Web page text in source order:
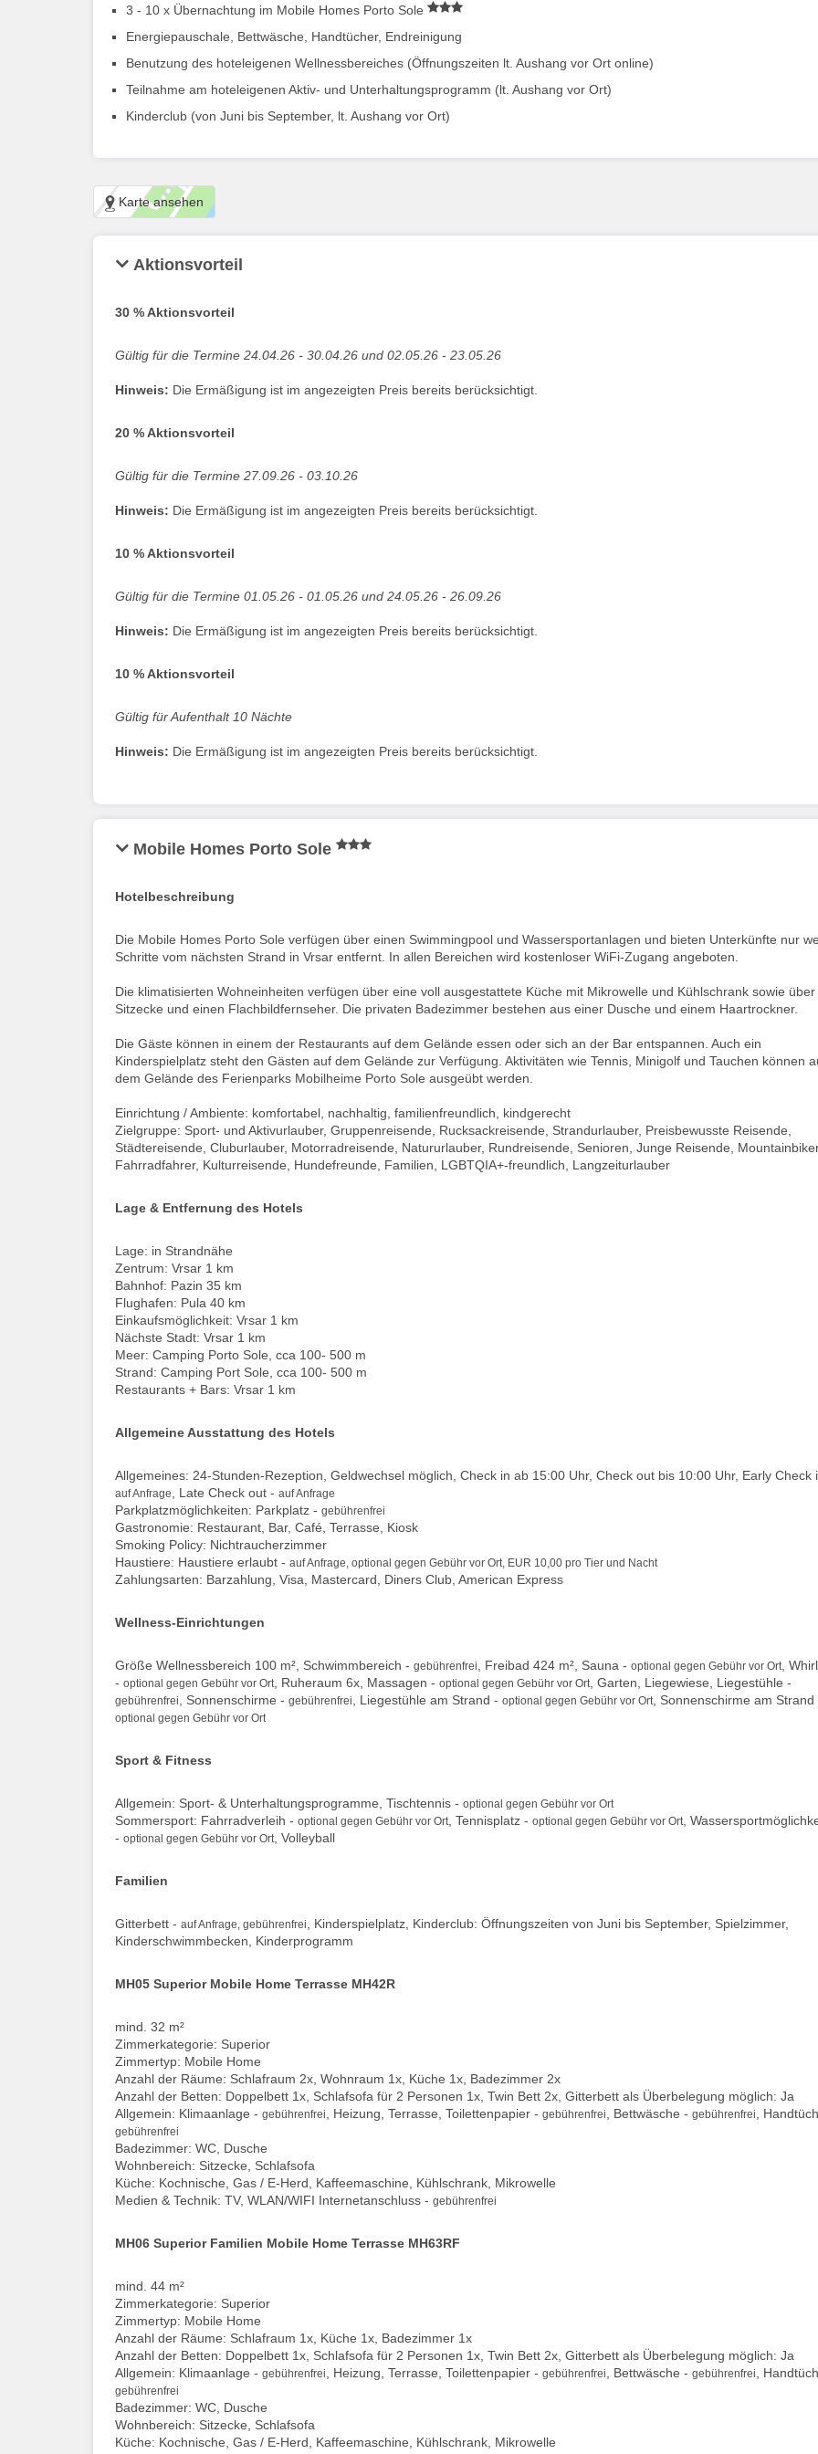
3 - 10 x Übernachtung im Mobile Homes Porto Sole
Energiepauschale, Bettwäsche, Handtücher, Endreinigung
Benutzung des hoteleigenen Wellnessbereiches (Öffnungszeiten lt. Aushang vor Ort online)
Teilnahme am hoteleigenen Aktiv- und Unterhaltungsprogramm (lt. Aushang vor Ort)
Kinderclub (von Juni bis September, lt. Aushang vor Ort)
Karte ansehen
Aktionsvorteil
30 % Aktionsvorteil
Gültig für die Termine 24.04.26 - 30.04.26 und 02.05.26 - 23.05.26
Hinweis: Die Ermäßigung ist im angezeigten Preis bereits berücksichtigt.
20 % Aktionsvorteil
Gültig für die Termine 27.09.26 - 03.10.26
Hinweis: Die Ermäßigung ist im angezeigten Preis bereits berücksichtigt.
10 % Aktionsvorteil
Gültig für die Termine 01.05.26 - 01.05.26 und 24.05.26 - 26.09.26
Hinweis: Die Ermäßigung ist im angezeigten Preis bereits berücksichtigt.
10 % Aktionsvorteil
Gültig für Aufenthalt 10 Nächte
Hinweis: Die Ermäßigung ist im angezeigten Preis bereits berücksichtigt.
Mobile Homes Porto Sole
Hotelbeschreibung
Die Mobile Homes Porto Sole verfügen über einen Swimmingpool und Wassersportanlagen und bieten Unterkünfte nur
Schritte vom nächsten Strand in Vrsar entfernt. In allen Bereichen wird kostenloser WiFi-Zugang angeboten.
Die klimatisierten Wohneinheiten verfügen über eine voll ausgestattete Küche mit Mikrowelle und Kühlschrank sowie
Sitzecke und einen Flachbildfernseher. Die privaten Badezimmer bestehen aus einer Dusche und einem Haartrockner.
Die Gäste können in einem der Restaurants auf dem Gelände essen oder sich an der Bar entspannen. Auch ein
Kinderspielplatz steht den Gästen auf dem Gelände zur Verfügung. Aktivitäten wie Tennis, Minigolf und Tauchen können
dem Gelände des Ferienparks Mobilheime Porto Sole ausgeübt werden.
Einrichtung / Ambiente: komfortabel, nachhaltig, familienfreundlich, kindgerecht
Zielgruppe: Sport- und Aktivurlauber, Gruppenreisende, Rucksackreisende, Strandurlauber, Preisbewusste Reisende,
Städtereisende, Cluburlauber, Motorradreisende, Natururlauber, Rundreisende, Senioren, Junge Reisende,
Fahrradfahrer, Kulturreisende, Hundefreunde, Familien, LGBTQIA+-freundlich, Langzeiturlauber
Lage & Entfernung des Hotels
Lage: in Strandnähe
Zentrum: Vrsar 1 km
Bahnhof: Pazin 35 km
Flughafen: Pula 40 km
Einkaufsmöglichkeit: Vrsar 1 km
Nächste Stadt: Vrsar 1 km
Meer: Camping Porto Sole, cca 100- 500 m
Strand: Camping Port Sole, cca 100- 500 m
Restaurants + Bars: Vrsar 1 km
Allgemeine Ausstattung des Hotels
Allgemeines: 24-Stunden-Rezeption, Geldwechsel möglich, Check in ab 15:00 Uhr, Check out bis 10:00 Uhr, Early Check
auf Anfrage , Late Check out - auf Anfrage
Parkplatzmöglichkeiten: Parkplatz - gebührenfrei
Gastronomie: Restaurant, Bar, Café, Terrasse, Kiosk
Smoking Policy: Nichtraucherzimmer
Haustiere: Haustiere erlaubt - auf Anfrage, optional gegen Gebühr vor Ort, EUR 10,00 pro Tier und Nacht
Zahlungsarten: Barzahlung, Visa, Mastercard, Diners Club, American Express
Wellness-Einrichtungen
Größe Wellnessbereich 100 m², Schwimmbereich - gebührenfrei , Freibad 424 m², Sauna - optional gegen Gebühr vor Ort ,
- optional gegen Gebühr vor Ort , Ruheraum 6x, Massagen - optional gegen Gebühr vor Ort , Garten, Liegewiese, Liegestühle -
gebührenfrei , Sonnenschirme - gebührenfrei , Liegestühle am Strand - optional gegen Gebühr vor Ort , Sonnenschirme am Strand
optional gegen Gebühr vor Ort
Sport & Fitness
Allgemein: Sport- & Unterhaltungsprogramme, Tischtennis - optional gegen Gebühr vor Ort
Sommersport: Fahrradverleih - optional gegen Gebühr vor Ort , Tennisplatz - optional gegen Gebühr vor Ort ,
- optional gegen Gebühr vor Ort , Volleyball
Familien
Gitterbett - auf Anfrage, gebührenfrei
, Kinderspielplatz, Kinderclub: Öffnungszeiten von Juni bis September, Spielzimmer,
Kinderschwimmbecken, Kinderprogramm
MH05 Superior Mobile Home Terrasse MH42R
mind. 32 m²
Zimmerkategorie: Superior
Zimmertyp: Mobile Home
Anzahl der Räume: Schlafraum 2x, Wohnraum 1x, Küche 1x, Badezimmer 2x
Anzahl der Betten: Doppelbett 1x, Schlafsofa für 2 Personen 1x, Twin Bett 2x, Gitterbett als Überbelegung möglich: Ja
Allgemein: Klimaanlage - gebührenfrei , Heizung, Terrasse, Toilettenpapier - gebührenfrei , Bettwäsche - gebührenfrei ,
gebührenfrei
Badezimmer: WC, Dusche
Wohnbereich: Sitzecke, Schlafsofa
Küche: Kochnische, Gas / E-Herd, Kaffeemaschine, Kühlschrank, Mikrowelle
Medien & Technik: TV, WLAN/WIFI Internetanschluss - gebührenfrei
MH06 Superior Familien Mobile Home Terrasse MH63RF
mind. 44 m²
Zimmerkategorie: Superior
Zimmertyp: Mobile Home
Anzahl der Räume: Schlafraum 1x, Küche 1x, Badezimmer 1x
Anzahl der Betten: Doppelbett 1x, Schlafsofa für 2 Personen 1x, Twin Bett 2x, Gitterbett als Überbelegung möglich: Ja
Allgemein: Klimaanlage - gebührenfrei , Heizung, Terrasse, Toilettenpapier - gebührenfrei , Bettwäsche - gebührenfrei ,
gebührenfrei
Badezimmer: WC, Dusche
Wohnbereich: Sitzecke, Schlafsofa
Küche: Kochnische, Gas / E-Herd, Kaffeemaschine, Kühlschrank, Mikrowelle